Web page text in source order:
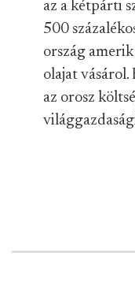
az a kétpárti
500
ország
olajat
az orosz